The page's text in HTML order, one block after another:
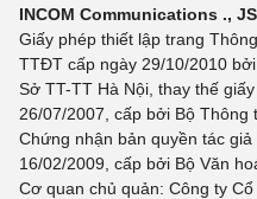
INCOM Communications .,
Giấy phép thiết lập trang
TTĐT cấp ngày 29/10/2010 bởi
Sở TT-TT Hà Nội, thay thế
26/07/2007, cấp bởi Bộ Thông
Chứng nhận bản quyền tác
16/02/2009, cấp bởi Bộ Văn
Cơ quan chủ quản: Công ty